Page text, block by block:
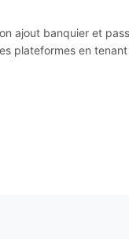
ajout banquier et
plateformes en